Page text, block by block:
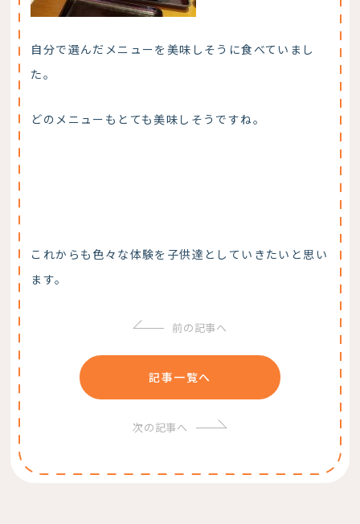
自分で選んだメニューを美味しそうに食べていまし
た。
どのメニューもとても美味しそうですね。
これからも色々な体験を子供達としていきたいと思い
ます。
前の記事へ
記事一覧へ
次の記事へ